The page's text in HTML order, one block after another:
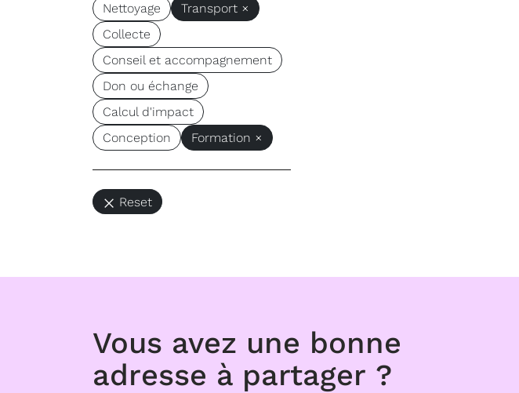
Nettoyage
Transport ×
Collecte
Conseil et accompagnement
Don ou échange
Calcul d'impact
Conception
Formation ×
Reset
Vous avez une bonne
adresse à partager ?